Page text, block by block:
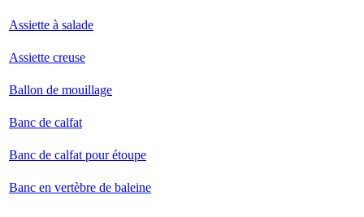
Assiette à salade
Assiette creuse
Ballon de mouillage
Banc de calfat
Banc de calfat pour étoupe
Banc en vertèbre de baleine